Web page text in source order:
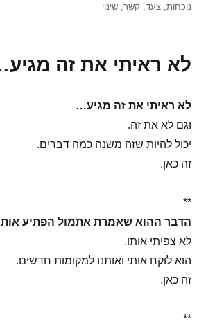
בתאריך
נוכחות,צעד, קשר,שינוי
לא ראיתי את זה
לא ראיתי את זה מגיע…
וגם לא את זה.
יכול להיות שזה משנה כמה דברים.
זה כאן.
**
הדבר ההוא שאמרת אתמול הפתיע
לא צפיתי אותו.
הוא לוקח אותי ואותנו למקומות חדשים.
זה כאן.
**